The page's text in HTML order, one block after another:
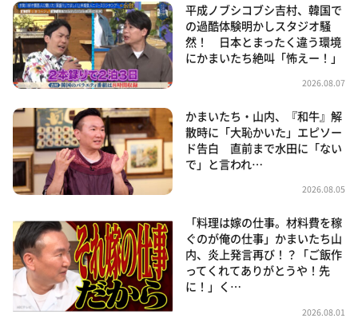
平成ノブシコブシ吉村、韓国で
の過酷体験明かしスタジオ騒
然！ 日本とまったく違う環境
にかまいたち絶叫「怖えー！」
2026.08.07
かまいたち・山内、『和牛』解
散時に「大恥かいた」エピソー
ド告白 直前まで水田に「ない
で」と言われ…
2026.08.05
「料理は嫁の仕事。材料費を稼
ぐのが俺の仕事」かまいたち山
内、炎上発言再び！？「ご飯作
ってくれてありがとうや！先
に！」く…
2026.08.01